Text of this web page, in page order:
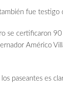
fue testigo
se certificaron
Américo
paseantes es